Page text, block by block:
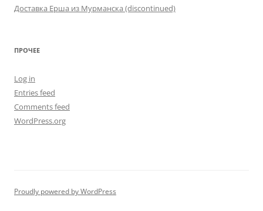
Доставка Ерша из Мурманска (discontinued)
ПРОЧЕЕ
Log in
Entries feed
Comments feed
WordPress.org
Proudly powered by WordPress